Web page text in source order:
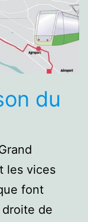
du
les vices
font
de